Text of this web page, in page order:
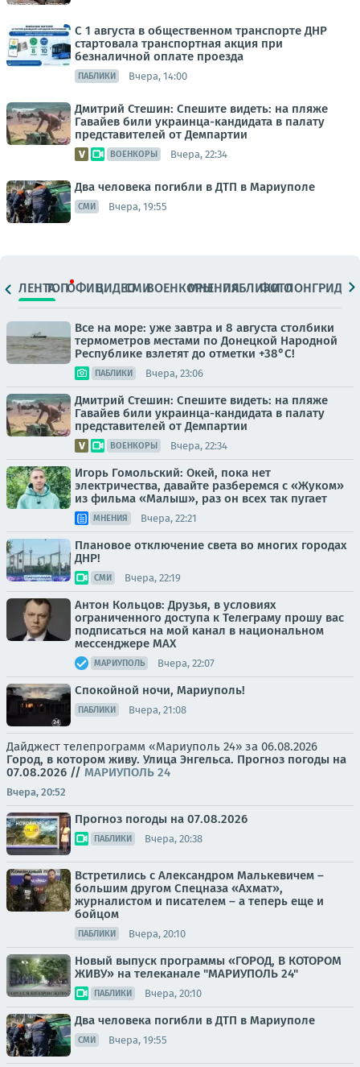
С 1 августа в общественном транспорте ДНР
стартовала транспортная акция при
безналичной оплате проезда
ПАБЛИКИ Вчера, 14:00
Дмитрий Стешин: Спешите видеть: на пляже
Гавайев били украинца-кандидата в палату
представителей от Демпартии
ВОЕНКОРЫ Вчера, 22:34
Два человека погибли в ДТП в Мариуполе
СМИ Вчера, 19:55
ЛЕНТАТОПОФИЦ.ВИДЕОСМИВОЕНКОРЫМНЕНИЯПАБЛИКИ
ФОТОЛОНГРИДЫ
Все на море: уже завтра и 8 августа столбики
термометров местами по Донецкой Народной
Республике взлетят до отметки +38°C!
ПАБЛИКИ Вчера, 23:06
Дмитрий Стешин: Спешите видеть: на пляже
Гавайев били украинца-кандидата в палату
представителей от Демпартии
ВОЕНКОРЫ Вчера, 22:34
Игорь Гомольский: Окей, пока нет
электричества, давайте разберемся с «Жуком»
из фильма «Малыш», раз он всех так пугает
МНЕНИЯ Вчера, 22:21
Плановое отключение света во многих городах
ДНР!
СМИ Вчера, 22:19
Антон Кольцов: Друзья, в условиях
ограниченного доступа к Телеграму прошу вас
подписаться на мой канал в национальном
мессенджере МАХ
МАРИУПОЛЬ Вчера, 22:07
Спокойной ночи, Мариуполь!
ПАБЛИКИ Вчера, 21:08
Дайджест телепрограмм «Мариуполь 24» за 06.08.2026
Город, в котором живу. Улица Энгельса. Прогноз погоды на
07.08.2026 // МАРИУПОЛЬ 24
Вчера, 20:52
Прогноз погоды на 07.08.2026
ПАБЛИКИ Вчера, 20:38
Встретились с Александром Малькевичем –
большим другом Спецназа «Ахмат»,
журналистом и писателем – а теперь еще и
бойцом
ПАБЛИКИ Вчера, 20:10
Новый выпуск программы «ГОРОД, В КОТОРОМ
ЖИВУ» на телеканале "МАРИУПОЛЬ 24"
ПАБЛИКИ Вчера, 20:10
Два человека погибли в ДТП в Мариуполе
СМИ Вчера, 19:55